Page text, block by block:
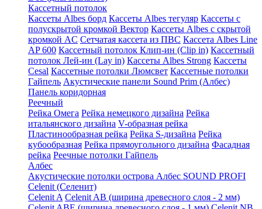
Кассетный потолок
Кассеты Albes борд Кассеты Albes тегуляр Кассеты с
полускрытой кромкой Вектор Кассеты Albes с скрытой
кромкой AC Сетчатая кассета из ПВС Кассета Albes Line
AP 600 Кассетный потолок Клип-ин (Clip in) Кассетный
потолок Лей-ин (Lay in) Кассеты Albes Strong Кассеты
Cesal Кассетные потолки Люмсвет Кассетные потолки
Гайпель Акустические панели Sound Prim (Албес)
Панель коридорная
Реечный
Рейка Омега Рейка немецкого дизайна Рейка
итальянского дизайна V-образная рейка
Пластинообразная рейка Рейка S-дизайна Рейка
кубообразная Рейка прямоугольного дизайна Фасадная
рейка Реечные потолки Гайпель
Албес
Акустические потолки острова Албес SOUND PROFI
Celenit (Селенит)
Celenit A Celenit AB (ширина древесного слоя - 2 мм)